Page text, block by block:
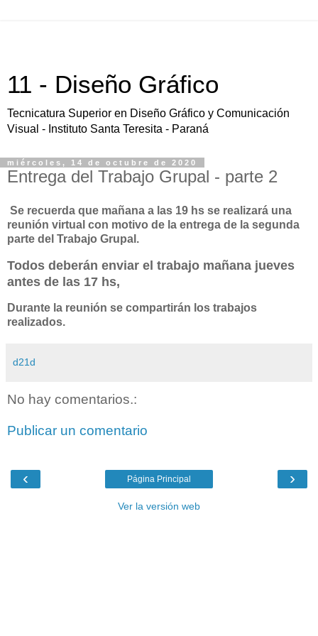
11 - Diseño Gráfico
Tecnicatura Superior en Diseño Gráfico y Comunicación
Visual - Instituto Santa Teresita - Paraná
miércoles, 14 de octubre de 2020
Entrega del Trabajo Grupal - parte 2
Se recuerda que mañana a las 19 hs se realizará una
reunión virtual con motivo de la entrega de la segunda
parte del Trabajo Grupal.
Todos deberán enviar el trabajo mañana jueves
antes de las 17 hs,
Durante la reunión se compartirán los trabajos
realizados.
d21d
No hay comentarios.:
Publicar un comentario
‹ ›
Página Principal
Ver la versión web